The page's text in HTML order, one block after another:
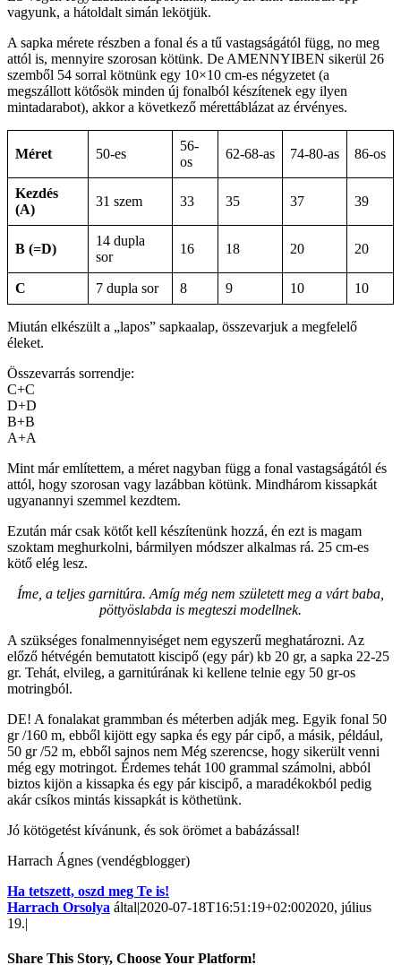
vagyunk, a hátoldalt simán lekötjük.
A sapka mérete részben a fonal és a tű vastagságától függ, no meg
attól is, mennyire szorosan kötünk. De AMENNYIBEN sikerül 26
szemből 54 sorral kötnünk egy 10×10 cm-es négyzetet (a
megszállott kötősök minden új fonalból készítenek egy ilyen
mintadarabot), akkor a következő mérettáblázat az érvényes.
Méret 50-es
56-
os
62-68-as 74-80-as 86-os
Kezdés
(A)
31 szem 33 35 37 39
B (=D)
14 dupla
sor
16 18 20 20
C 7 dupla sor 8 9 10 10
Miután elkészült a „lapos” sapkaalap, összevarjuk a megfelelő
éleket.
Összevarrás sorrendje:
C+C
D+D
B+B
A+A
Mint már említettem, a méret nagyban függ a fonal vastagságától és
attól, hogy szorosan vagy lazábban kötünk. Mindhárom kissapkát
ugyanannyi szemmel kezdtem.
Ezután már csak kötőt kell készítenünk hozzá, én ezt is magam
szoktam meghurkolni, bármilyen módszer alkalmas rá. 25 cm-es
kötő elég lesz.
Íme, a teljes garnitúra. Amíg még nem született meg a várt baba,
pöttyöslabda is megteszi modellnek.
A szükséges fonalmennyiséget nem egyszerű meghatározni. Az
előző hétvégén bemutatott kiscipő (egy pár) kb 20 gr, a sapka 22-25
gr. Tehát, elvileg, a garnitúrának ki kellene telnie egy 50 gr-os
motringból.
DE! A fonalakat grammban és méterben adják meg. Egyik fonal 50
gr /160 m, ebből kijött egy sapka és egy pár cipő, a másik, például,
50 gr /52 m, ebből sajnos nem Még szerencse, hogy sikerült venni
még egy motringot. Érdemes tehát 100 grammal számolni, abból
biztos kijön a kissapka és egy pár kiscipő, a maradékokból pedig
akár csíkos mintás kissapkát is köthetünk.
Jó kötögetést kívánunk, és sok örömet a babázással!
Harrach Ágnes (vendégblogger)
Ha tetszett, oszd meg Te is!
Harrach Orsolya által|2020-07-18T16:51:19+02:002020, július
19.|
Share This Story, Choose Your Platform!